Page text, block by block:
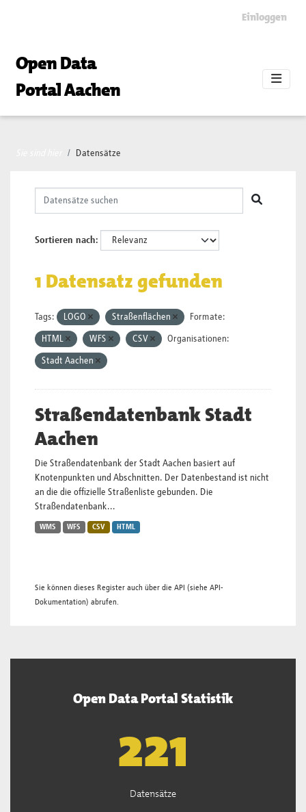
Einloggen
Open Data
Portal Aachen
Datensätze
Sortieren nach
1 Datensatz gefunden
Tags: LOGO Straßenflächen Formate:
HTML WFS CSV Organisationen:
Stadt Aachen
Straßendatenbank Stadt
Aachen
Die Straßendatenbank der Stadt Aachen basiert auf
Knotenpunkten und Abschnitten. Der Datenbestand ist nicht
an die die offizielle Straßenliste gebunden. Die
Straßendatenbank...
WMS WFS CSV HTML
Sie können dieses Register auch über die API (siehe API-
Dokumentation) abrufen.
Open Data Portal Statistik
222
Datensätze